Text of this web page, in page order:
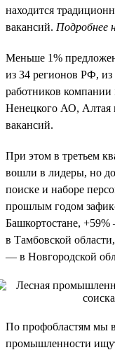
находится
вакансий. Подробнее
Меньше 1%
из 34 регионов РФ, из
работников
Ненецкого АО,
вакансий.
При этом в третьем
вошли в лидеры, но
поиске и наборе
прошлым годом
Башкортостане,
в Тамбовской
— в Новгородской
По профобластям мы
промышленности